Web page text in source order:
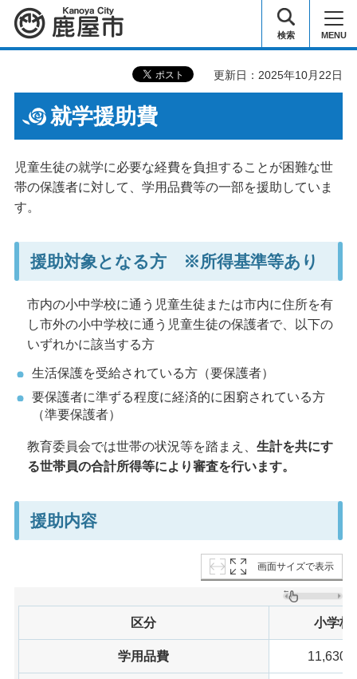
鹿屋市 検索 MENU
更新日：2025年10月22日
就学援助費
児童生徒の就学に必要な経費を負担することが困難な世
帯の保護者に対して、学用品費等の一部を援助していま
す。
援助対象となる方 ※所得基準等あり
市内の小中学校に通う児童生徒または市内に住所を有
し市外の小中学校に通う児童生徒の保護者で、以下の
いずれかに該当する方
生活保護を受給されている方（要保護者）
要保護者に準ずる程度に経済的に困窮されている方
（準要保護者）
教育委員会では世帯の状況等を踏まえ、 生計を共にす
る世帯員の合計所得等により審査を行います。
援助内容
画面サイズで表示
区分 小学校
学用品費 11,630